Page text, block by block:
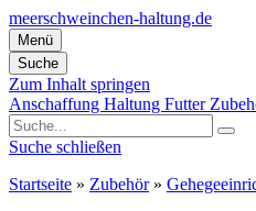
meerschweinchen-haltung.de
Menü
Suche
Zum Inhalt springen
Anschaffung Haltung Futter
Suche schließen
Startseite » Zubehör»